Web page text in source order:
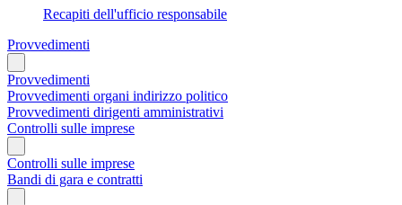
Recapiti dell'ufficio responsabile
Provvedimenti
Provvedimenti
Provvedimenti organi indirizzo politico
Provvedimenti dirigenti amministrativi
Controlli sulle imprese
Controlli sulle imprese
Bandi di gara e contratti